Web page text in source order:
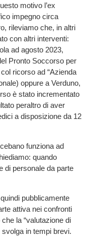
motivo l’ex
impegno circa
rileviamo che, in altri
con altri interventi:
ad agosto 2023,
Pronto Soccorso per
ricorso ad “Azienda
oppure a Verduno,
è stato incrementato
peraltro di aver
a disposizione da 12
funziona ad
quando
di personale da parte
pubblicamente
attiva nei confronti
la “valutazione di
in tempi brevi.